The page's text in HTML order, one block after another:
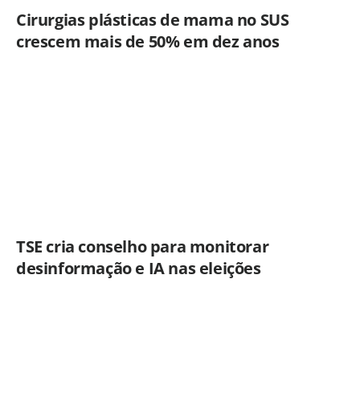
Cirurgias plásticas de mama no SUS
crescem mais de 50% em dez anos
TSE cria conselho para monitorar
desinformação e IA nas eleições